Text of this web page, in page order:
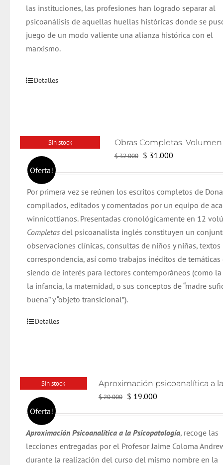
las instituciones, las profesiones han logrado separar al
psicoanálisis de aquellas huellas históricas donde se
juego de un modo valiente una alianza histórica con el
marxismo.
Detalles
Sin stock
Oferta!
$32.000
El
era:
$ 32.000.
$ 31.000El
es:
$ 31.000.
Por primera vez se reúnen los escritos completos de
compilados, editados y comentados por un equipo de
winnicottianos. Presentadas cronológicamente en 12
Completasdel psicoanalista inglés constituyen un
observaciones clínicas, consultas de niños y niñas,
correspondencia, así como trabajos inéditos de
siendo de interés para lectores contemporáneos (como
la infancia, la maternidad, o sus conceptos de “madre
buena” y “objeto transicional”).
Detalles
Sin stock
Oferta!
$20.000 El
era:
$ 20.000.
$ 19.000El
es:
$ 19.000.
Aproximación Psicoanalítica a la Psicopatología, recoge las
lecciones entregadas por el Profesor Jaime Coloma
durante la realización del curso del mismo nombre en la